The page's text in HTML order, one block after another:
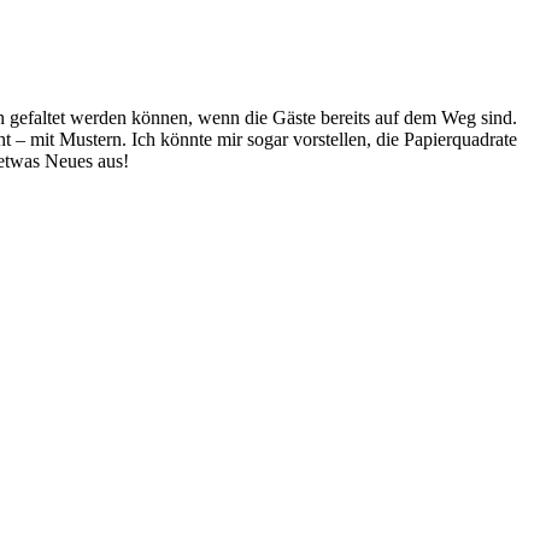
werden können, wenn die Gäste bereits auf dem Weg sind.
mit Mustern. Ich könnte mir sogar vorstellen, die Papierquadrate
Neues aus!